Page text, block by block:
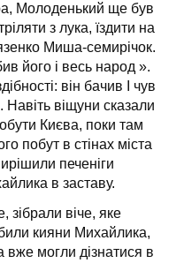
Молоденький ще був
з лука, їздити на
Миша-семирічок.
його і весь народ ».
він бачив І чув
Навіть віщуни сказали
Києва, поки там
побут в стінах міста
печеніги
в заставу.
зібрали віче, яке
кияни Михайлика,
могли дізнатися в